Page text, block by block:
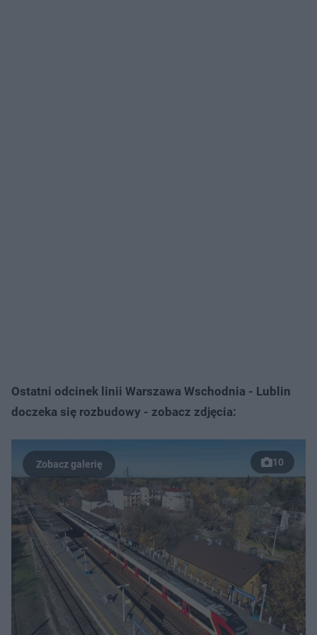
Ostatni odcinek linii Warszawa Wschodnia - Lublin
doczeka się rozbudowy - zobacz zdjęcia:
10